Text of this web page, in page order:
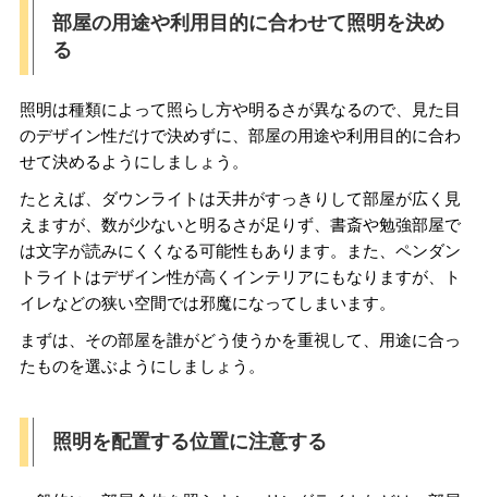
部屋の用途や利用目的に合わせて照明を決め
る
照明は種類によって照らし方や明るさが異なるので、見た目
のデザイン性だけで決めずに、部屋の用途や利用目的に合わ
せて決めるようにしましょう。
たとえば、ダウンライトは天井がすっきりして部屋が広く見
えますが、数が少ないと明るさが足りず、書斎や勉強部屋で
は文字が読みにくくなる可能性もあります。また、ペンダン
トライトはデザイン性が高くインテリアにもなりますが、ト
イレなどの狭い空間では邪魔になってしまいます。
まずは、その部屋を誰がどう使うかを重視して、用途に合っ
たものを選ぶようにしましょう。
照明を配置する位置に注意する